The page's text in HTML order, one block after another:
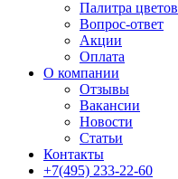
Палитра цветов
Вопрос-ответ
Акции
Оплата
О компании
Отзывы
Вакансии
Новости
Статьи
Контакты
+7(495) 233-22-60